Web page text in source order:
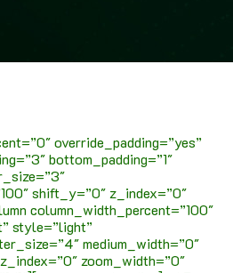
override_padding=”yes”
bottom_padding=”1″
shift_y=”0″ z_index=”0″
column_width_percent=”100″
style=”light”
medium_width=”0″
zoom_width=”0″